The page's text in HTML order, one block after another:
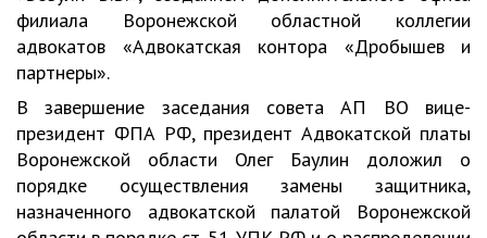
филиала Воронежской областной коллегии
адвокатов «Адвокатская контора «Дробышев и
партнеры».
В завершение заседания совета АП ВО вице-
президент ФПА РФ, президент Адвокатской платы
Воронежской области Олег Баулин доложил о
порядке осуществления замены защитника,
назначенного адвокатской палатой Воронежской